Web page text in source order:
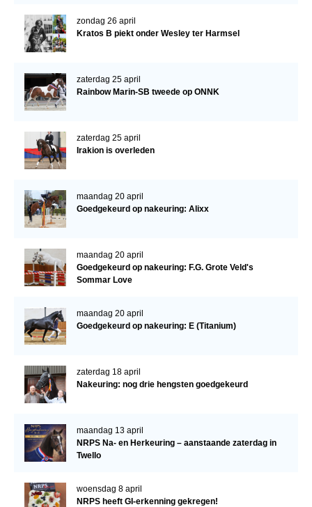
ACCOUNT AANMAKEN
zondag 26 april
Kratos B piekt onder Wesley ter Harmsel
zaterdag 25 april
Rainbow Marin-SB tweede op ONNK
zaterdag 25 april
Irakion is overleden
maandag 20 april
Goedgekeurd op nakeuring: Alixx
maandag 20 april
Goedgekeurd op nakeuring: F.G. Grote Veld's
Sommar Love
maandag 20 april
Goedgekeurd op nakeuring: E (Titanium)
zaterdag 18 april
Nakeuring: nog drie hengsten goedgekeurd
maandag 13 april
NRPS Na- en Herkeuring – aanstaande zaterdag in
Twello
woensdag 8 april
NRPS heeft GI-erkenning gekregen!